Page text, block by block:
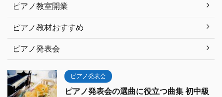
ピアノ教室開業
ピアノ教材おすすめ
ピアノ発表会
ピアノ発表会
ピアノ発表会の選曲に役立つ曲集 初中級